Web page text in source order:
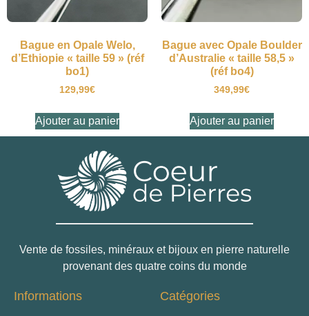
Bague en Opale Welo,
d’Ethiopie « taille 59 » (réf
bo1)
129,99€
Ajouter au panier
Bague avec Opale Boulder
d’Australie « taille 58,5 »
(réf bo4)
349,99€
Ajouter au panier
Vente de fossiles, minéraux et bijoux en pierre naturelle
provenant des quatre coins du monde
Informations Catégories